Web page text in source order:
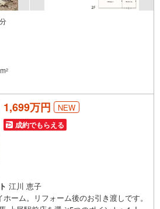
2
1,699万円 NEW
成約でもらえる
江川 恵子
ーム。リフォーム後のお引き渡しです。